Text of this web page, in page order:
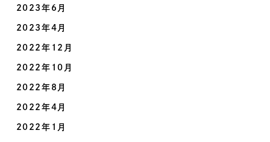
2023年6月
2023年4月
2022年12月
2022年10月
2022年8月
2022年4月
2022年1月